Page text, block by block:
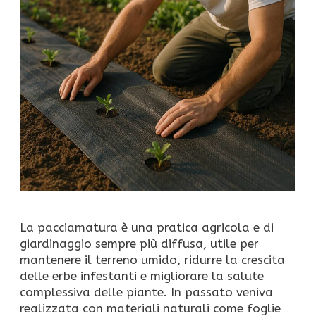
La pacciamatura è una pratica agricola e di
giardinaggio sempre più diffusa, utile per
mantenere il terreno umido, ridurre la crescita
delle erbe infestanti e migliorare la salute
complessiva delle piante. In passato veniva
realizzata con materiali naturali come foglie